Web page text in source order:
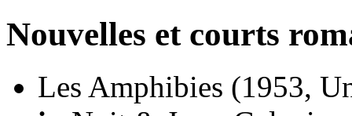
Nouvelles et courts
Les Amphibies (1953,